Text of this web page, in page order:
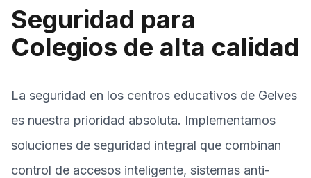
Seguridad para
Colegios de alta calidad
La seguridad en los centros educativos de Gelves
es nuestra prioridad absoluta. Implementamos
soluciones de seguridad integral que combinan
control de accesos inteligente, sistemas anti-